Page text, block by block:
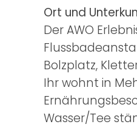
Ort und
Der AWO
Bolzplatz,
Ihr wohnt in
Wasser/Tee